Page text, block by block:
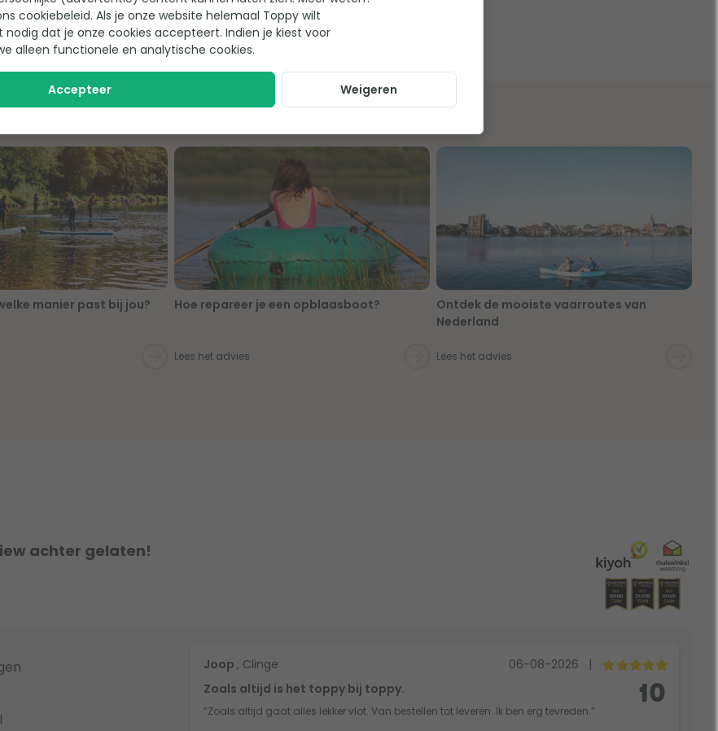
ze!
manier past bij jou? Hoe repareer je een opblaasboot?
Lees het advies
Ontdek de mooiste vaarroutes van
Nederland
Lees het advies
achter gelaten!
Joop , Clinge 06-08-2026
|
Zoals altijd is het toppy bij toppy.
“Zoals altijd gaat alles lekker vlot. Van bestellen tot leveren. Ik ben erg tevreden.”
10
cookiebeleid. Als je onze website helemaal Toppy wilt
nodig dat je onze cookies accepteert. Indien je kiest voor
alleen functionele en analytische cookies.
Accepteer Weigeren